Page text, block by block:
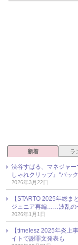
新着 ラ
渋谷すばる、マネジャ
しゃれクリップ』“バッ
2026年3月22日
【STARTO 2025年総ま
ジュニア再編……波乱の
2026年1月1日
【timelesz 2025年炎
イトで謝罪文発表も